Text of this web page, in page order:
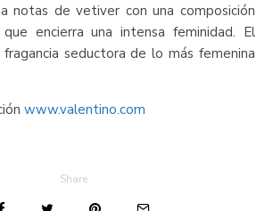
notas de vetiver con una composición
encierra una intensa feminidad. El
seductora de lo más femenina
www.valentino.com
Share